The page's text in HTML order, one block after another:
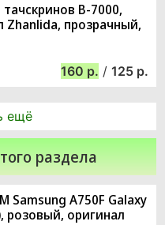
B-7000,
Zhanlida, прозрачный,
160 / 125
ещё
раздела
Samsung A750F Galaxy
розовый, оригинал